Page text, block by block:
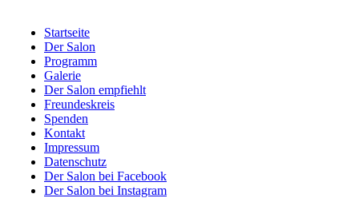
Startseite
Der Salon
Programm
Galerie
Der Salon empfiehlt
Freundeskreis
Spenden
Kontakt
Impressum
Datenschutz
Der Salon bei Facebook
Der Salon bei Instagram